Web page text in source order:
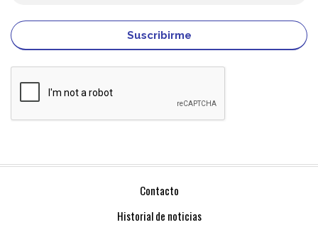
Suscribirme
Contacto
Historial de noticias